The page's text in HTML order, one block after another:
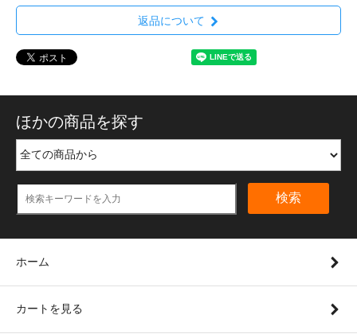
返品について
ほかの商品を探す
検索
ホーム
カートを見る